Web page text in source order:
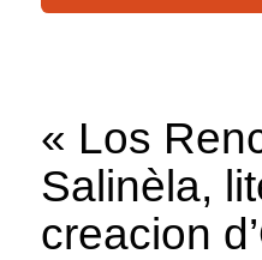
« Los
Salinèla,
creacion